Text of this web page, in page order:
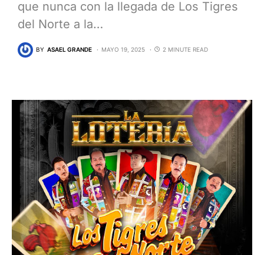
que nunca con la llegada de Los Tigres
del Norte a la…
BY ASAEL GRANDE MAYO 19, 2025 2 MINUTE READ